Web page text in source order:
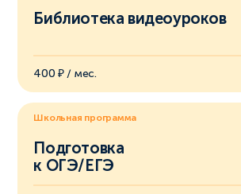
Библиотека видеоуроков
400 ₽ / мес.
Школьная программа
Подготовка
к ОГЭ/ЕГЭ